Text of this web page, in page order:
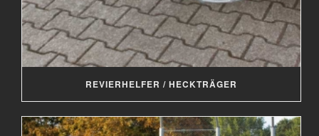
REVIERHELFER / HECKTRÄGER